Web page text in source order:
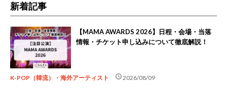
新着記事
【MAMA AWARDS 2026】日程・会場・当落
情報・チケット申し込みについて徹底解説！
K-POP（韓流）・海外アーティスト schedule2026/08/09